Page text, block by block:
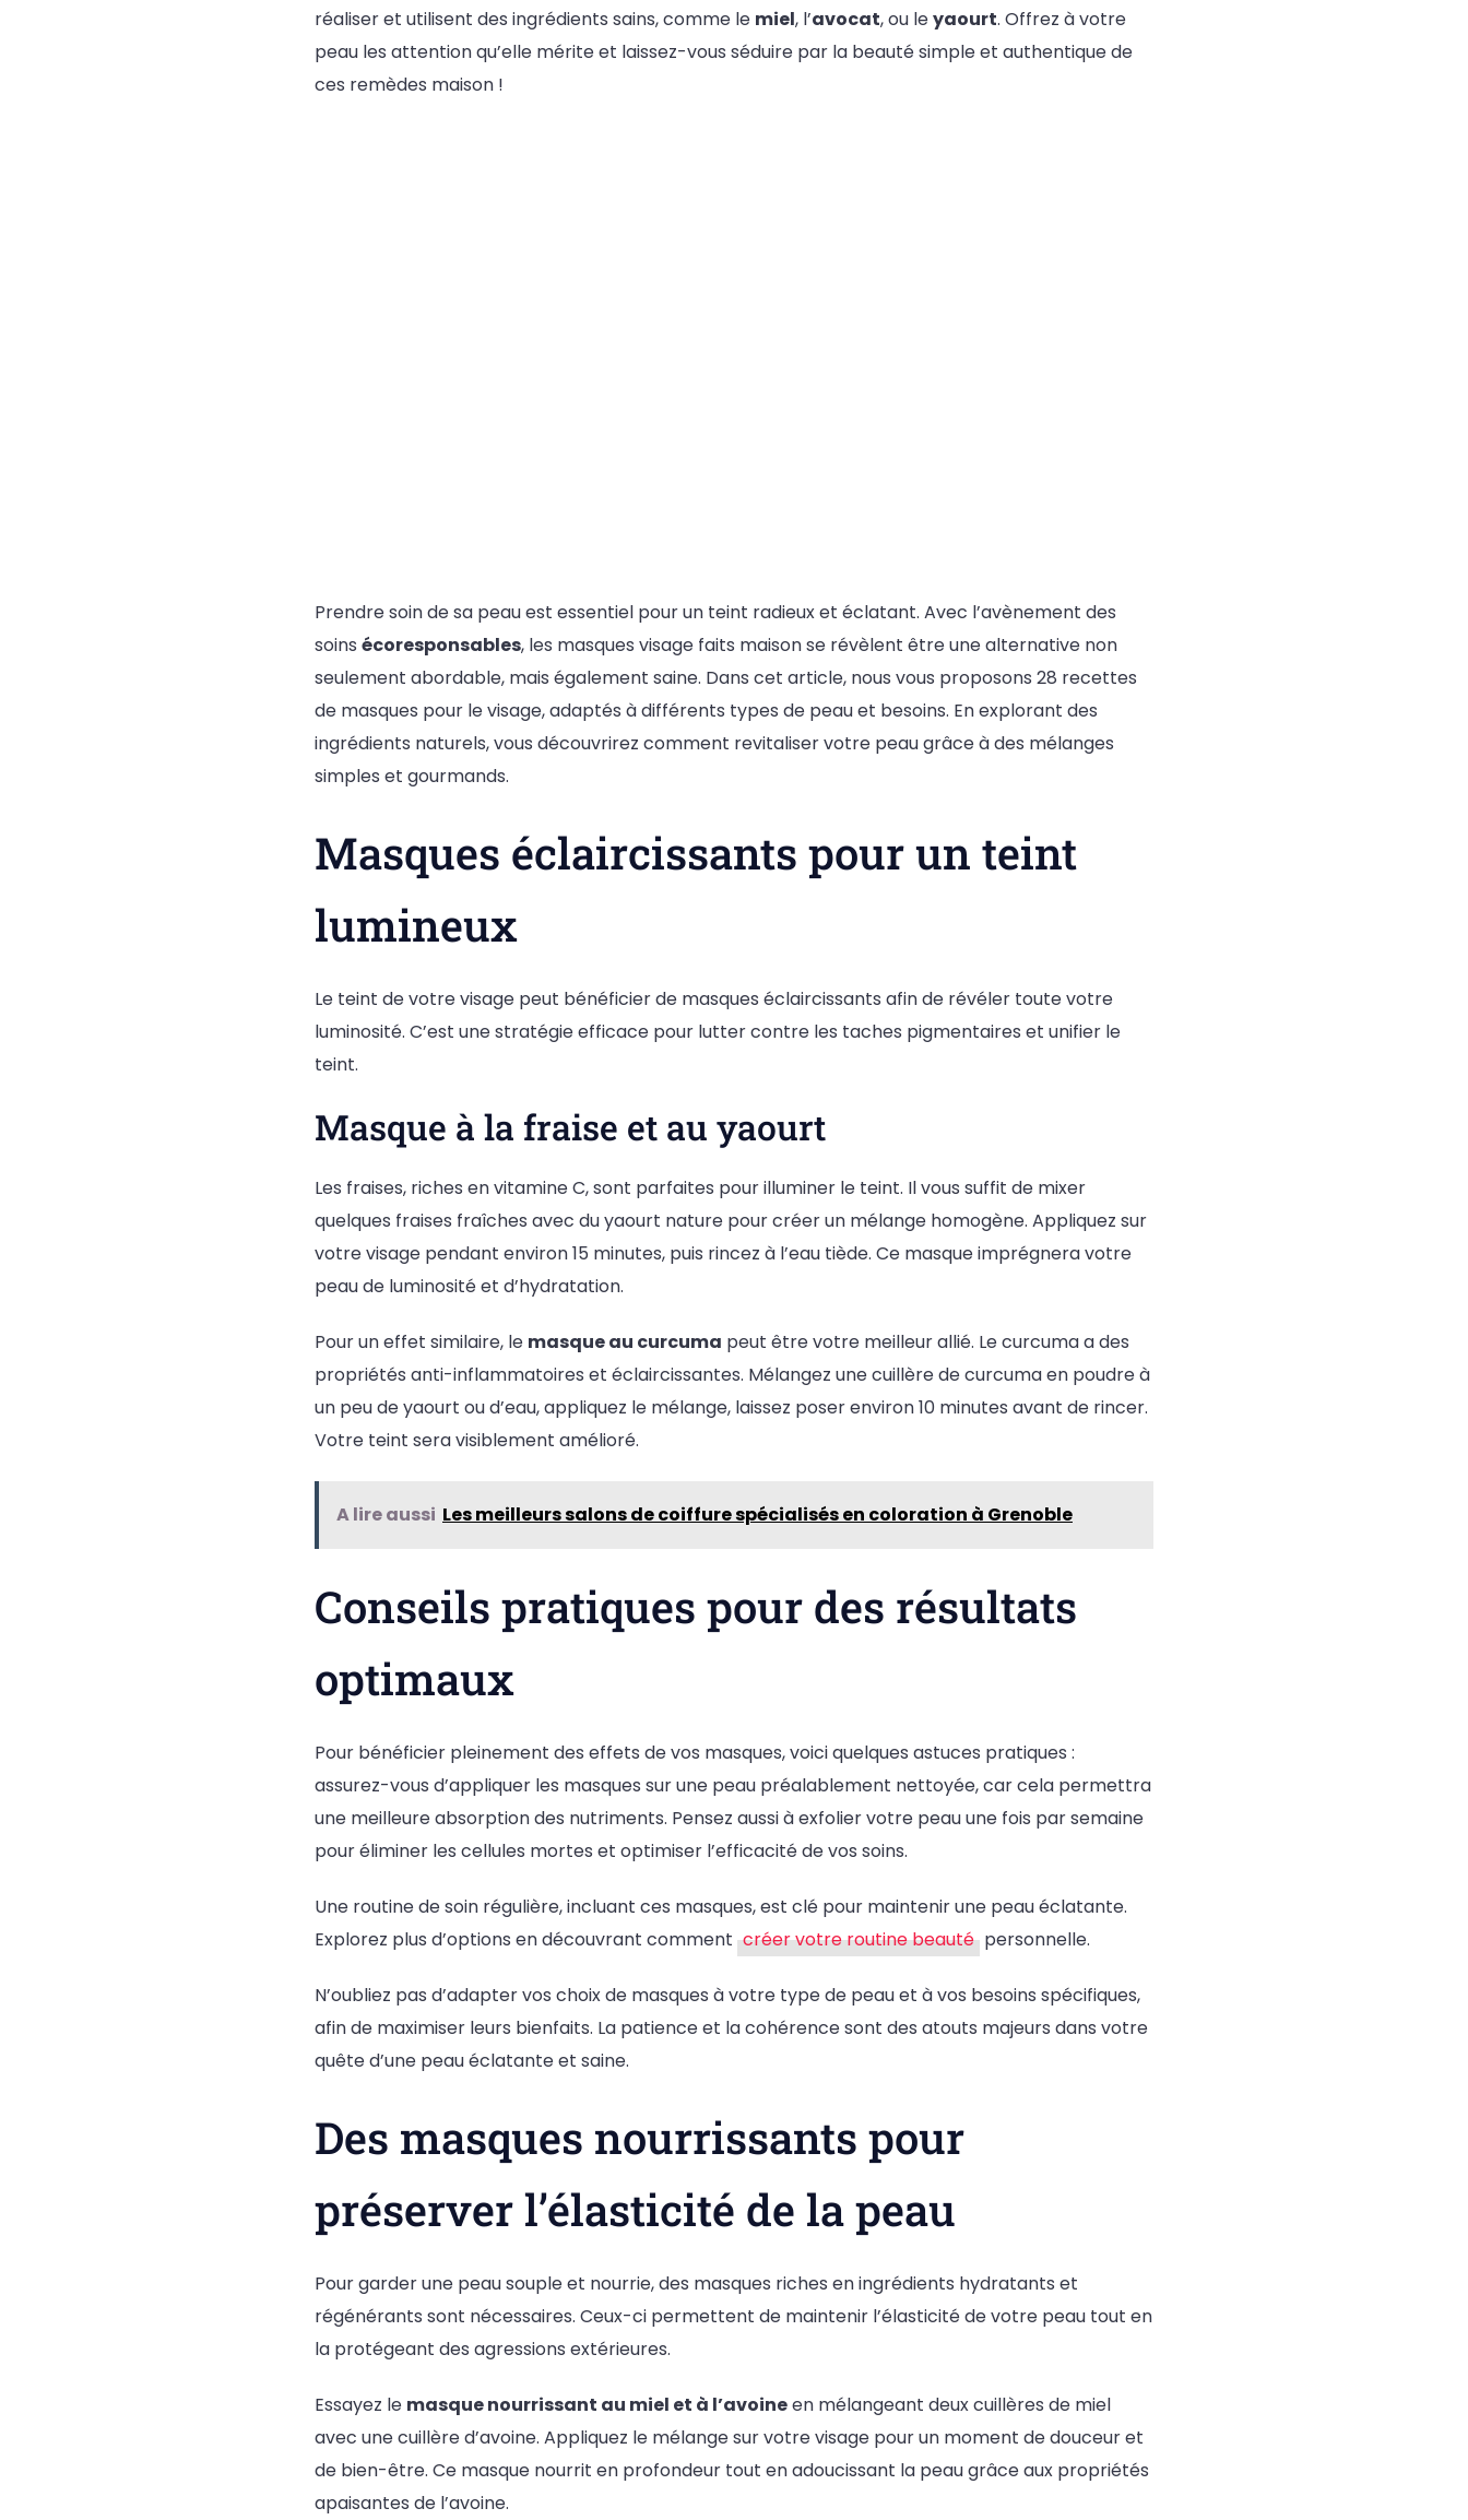
réaliser et utilisent des ingrédients sains, comme le miel, l’avocat, ou leyaourt. Offrez à votre
peau les attention qu’elle mérite et laissez-vous séduire par la beauté simple et authentique de
ces remèdes maison !
Prendre soin de sa peau est essentiel pour un teint radieux et éclatant. Avec l’avènement des
soins écoresponsables, les masques visage faits maison se révèlent être une alternative non
seulement abordable, mais également saine. Dans cet article, nous vous proposons 28 recettes
de masques pour le visage, adaptés à différents types de peau et besoins. En explorant des
ingrédients naturels, vous découvrirez comment revitaliser votre peau grâce à des mélanges
simples et gourmands.
Masques éclaircissants pour un teint
lumineux
Le teint de votre visage peut bénéficier de masques éclaircissants afin de révéler toute votre
luminosité. C’est une stratégie efficace pour lutter contre les taches pigmentaires et unifier le
teint.
Masque à la fraise et au yaourt
Les fraises, riches en vitamine C, sont parfaites pour illuminer le teint. Il vous suffit de mixer
quelques fraises fraîches avec du yaourt nature pour créer un mélange homogène. Appliquez sur
votre visage pendant environ 15 minutes, puis rincez à l’eau tiède. Ce masque imprégnera votre
peau de luminosité et d’hydratation.
Pour un effet similaire, le masque au curcuma peut être votre meilleur allié. Le curcuma a des
propriétés anti-inflammatoires et éclaircissantes. Mélangez une cuillère de curcuma en poudre à
un peu de yaourt ou d’eau, appliquez le mélange, laissez poser environ 10 minutes avant de rincer.
Votre teint sera visiblement amélioré.
A lire aussi Les meilleurs salons de coiffure spécialisés en coloration à Grenoble
Conseils pratiques pour des résultats
optimaux
Pour bénéficier pleinement des effets de vos masques, voici quelques astuces pratiques :
assurez-vous d’appliquer les masques sur une peau préalablement nettoyée, car cela permettra
une meilleure absorption des nutriments. Pensez aussi à exfolier votre peau une fois par semaine
pour éliminer les cellules mortes et optimiser l’efficacité de vos soins.
Une routine de soin régulière, incluant ces masques, est clé pour maintenir une peau éclatante.
Explorez plus d’options en découvrant comment créer votre routine beauté personnelle.
N’oubliez pas d’adapter vos choix de masques à votre type de peau et à vos besoins spécifiques,
afin de maximiser leurs bienfaits. La patience et la cohérence sont des atouts majeurs dans votre
quête d’une peau éclatante et saine.
Des masques nourrissants pour
préserver l’élasticité de la peau
Pour garder une peau souple et nourrie, des masques riches en ingrédients hydratants et
régénérants sont nécessaires. Ceux-ci permettent de maintenir l’élasticité de votre peau tout en
la protégeant des agressions extérieures.
Essayez le masque nourrissant au miel et à l’avoineen mélangeant deux cuillères de miel
avec une cuillère d’avoine. Appliquez le mélange sur votre visage pour un moment de douceur et
de bien-être. Ce masque nourrit en profondeur tout en adoucissant la peau grâce aux propriétés
apaisantes de l’avoine.